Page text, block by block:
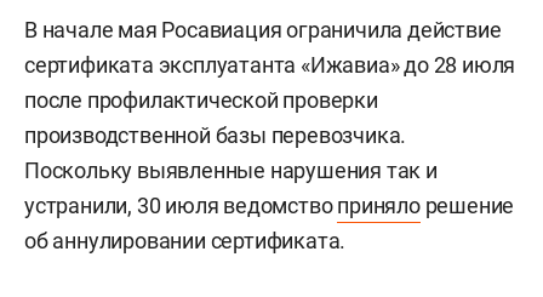
В начале мая Росавиация ограничила действие
сертификата эксплуатанта «Ижавиа» до 28 июля
после профилактической проверки
производственной базы перевозчика.
Поскольку выявленные нарушения так и
устранили, 30 июля ведомствопринялорешение
об аннулировании сертификата.